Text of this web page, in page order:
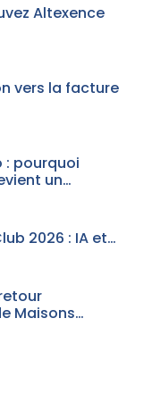
Altexence
vers la facture
: pourquoi
un…
2026 : IA et…
Maisons…